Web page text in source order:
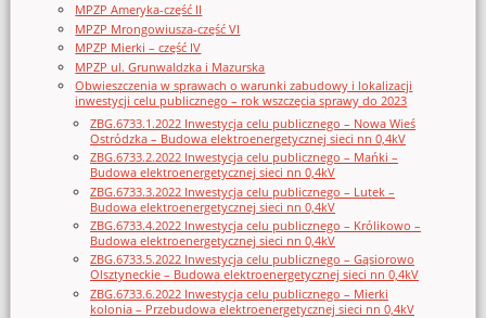
MPZP Ameryka-część II
MPZP Mrongowiusza-część VI
MPZP Mierki – część IV
MPZP ul. Grunwaldzka i Mazurska
Obwieszczenia w sprawach o warunki zabudowy i lokalizacji
inwestycji celu publicznego – rok wszczęcia sprawy do 2023
ZBG.6733.1.2022 Inwestycja celu publicznego – Nowa Wieś
Ostródzka – Budowa elektroenergetycznej sieci nn 0,4kV
ZBG.6733.2.2022 Inwestycja celu publicznego – Mańki –
Budowa elektroenergetycznej sieci nn 0,4kV
ZBG.6733.3.2022 Inwestycja celu publicznego – Lutek –
Budowa elektroenergetycznej sieci nn 0,4kV
ZBG.6733.4.2022 Inwestycja celu publicznego – Królikowo –
Budowa elektroenergetycznej sieci nn 0,4kV
ZBG.6733.5.2022 Inwestycja celu publicznego – Gąsiorowo
Olsztyneckie – Budowa elektroenergetycznej sieci nn 0,4kV
ZBG.6733.6.2022 Inwestycja celu publicznego – Mierki
kolonia – Przebudowa elektroenergetycznej sieci nn 0,4kV